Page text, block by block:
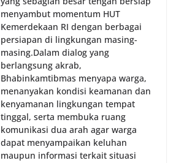
menyambut momentum HUT
Kemerdekaan RI dengan berbagai
persiapan di lingkungan masing-
masing.‎Dalam dialog yang
berlangsung akrab,
Bhabinkamtibmas menyapa warga,
menanyakan kondisi keamanan dan
kenyamanan lingkungan tempat
tinggal, serta membuka ruang
komunikasi dua arah agar warga
dapat menyampaikan keluhan
maupun informasi terkait situasi